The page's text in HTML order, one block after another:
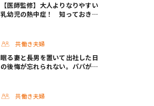
【医師監修】大人よりなりやすい
乳幼児の熱中症！ 知っておきた
共働き夫婦
眠る妻と長男を置いて出社した日
の後悔が忘れられない。パパが挑
共働き夫婦